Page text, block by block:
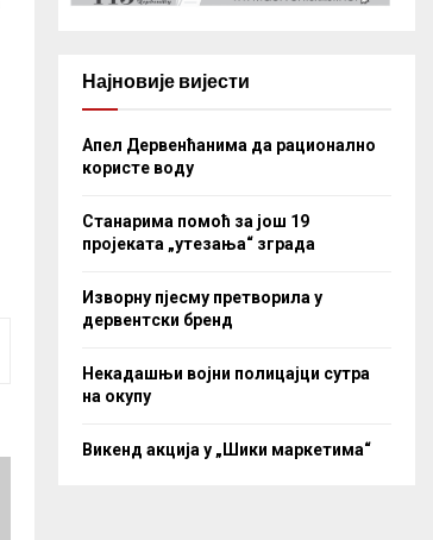
Најновије вијести
Апел Дервенћанима да рационално
користе воду
Станарима помоћ за још 19
пројеката „утезања“ зграда
Изворну пјесму претворила у
дервентски бренд
Некадашњи војни полицајци сутра
на окупу
Викенд акција у „Шики маркетима“